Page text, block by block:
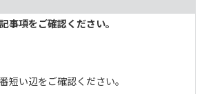
事項をご確認ください。
短い辺をご確認ください。